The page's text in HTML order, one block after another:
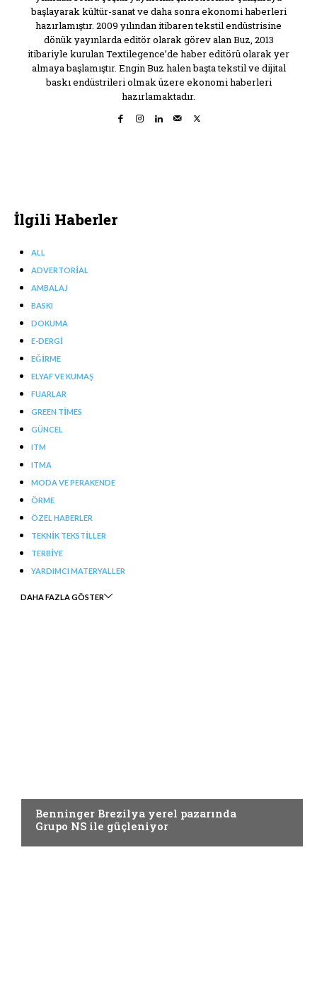
başlayarak kültür-sanat ve daha sonra ekonomi haberleri
hazırlamıştır. 2009 yılından itibaren tekstil endüstrisine
dönük yayınlarda editör olarak görev alan Buz, 2013
itibariyle kurulan Textilegence’de haber editörü olarak yer
almaya başlamıştır. Engin Buz halen başta tekstil ve dijital
baskı endüstrileri olmak üzere ekonomi haberleri
hazırlamaktadır.
İlgili Haberler
ALL
ADVERTORIAL
AMBALAJ
BASKI
DOKUMA
E-DERGI
EĞIRME
ELYAF VE KUMAŞ
FUARLAR
GREEN TIMES
GÜNCEL
ITM
ITMA
MODA VE PERAKENDE
ÖRME
ÖZEL HABERLER
TEKNIK TEKSTILLER
TERBIYE
YARDIMCI MATERYALLER
DAHA FAZLA GÖSTER
Benninger Brezilya yerel pazarında
Grupo NS ile güçleniyor